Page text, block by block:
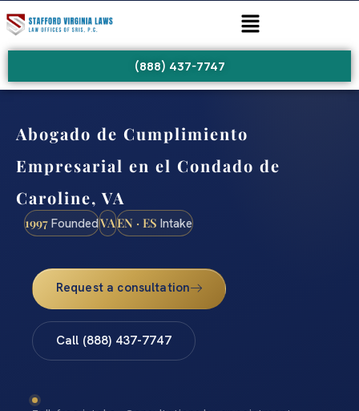
(888) 437-7747
Abogado de Cumplimiento
Empresarial en el Condado de
Caroline, VA
1997 FoundedVAEN · ES Intake
Request a consultation
Call (888) 437-7747